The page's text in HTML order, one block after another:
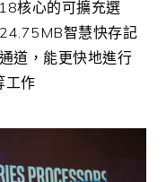
核心的可擴充選
智慧快存記
道，能更快地進行
工作